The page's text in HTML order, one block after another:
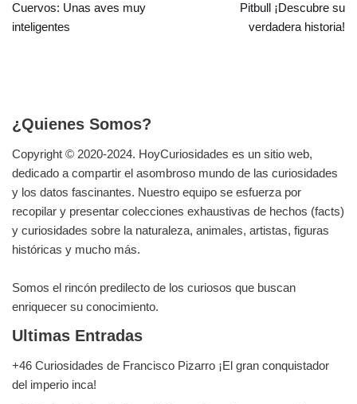
Cuervos: Unas aves muy
inteligentes
Pitbull ¡Descubre su
verdadera historia!
¿Quienes Somos?
Copyright © 2020-2024. HoyCuriosidades es un sitio web,
dedicado a compartir el asombroso mundo de las curiosidades
y los datos fascinantes. Nuestro equipo se esfuerza por
recopilar y presentar colecciones exhaustivas de hechos (facts)
y curiosidades sobre la naturaleza, animales, artistas, figuras
históricas y mucho más.
Somos el rincón predilecto de los curiosos que buscan
enriquecer su conocimiento.
Ultimas Entradas
+46 Curiosidades de Francisco Pizarro ¡El gran conquistador
del imperio inca!